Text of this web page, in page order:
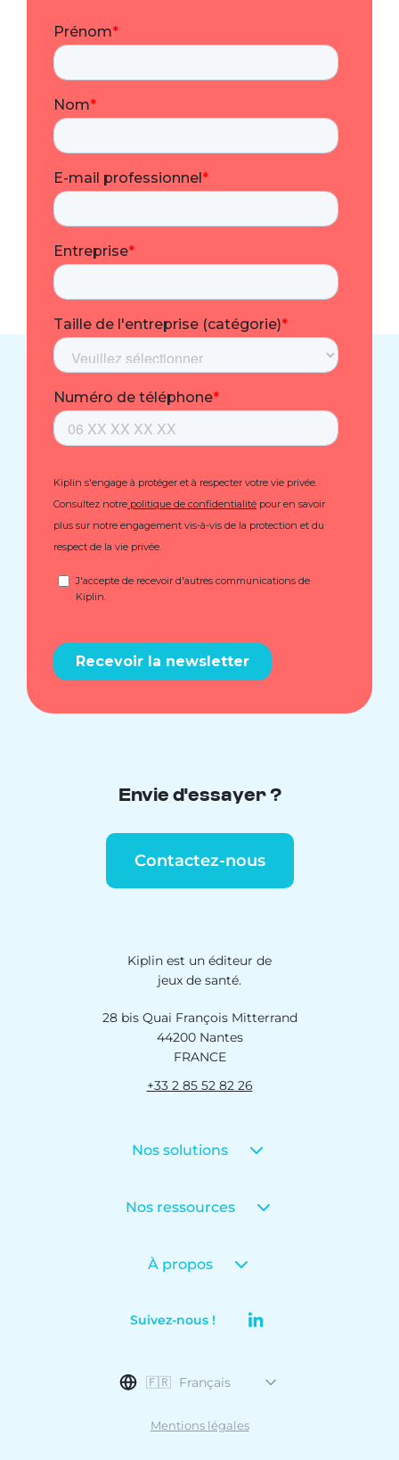
Envie d'essayer ?
Contactez-nous
Kiplin est un éditeur de
jeux de santé.
28 bis Quai François Mitterrand
44200 Nantes
FRANCE
+33 2 85 52 82 26
Nos solutions
Nos ressources
À propos
Suivez-nous !
🇫🇷 Français
Mentions légales